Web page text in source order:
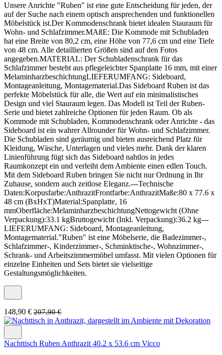
Unsere Anrichte "Ruben" ist eine gute Entscheidung für jeden, der
auf der Suche nach einem optisch ansprechenden und funktionellen
Möbelstück ist.Der Kommodenschrank bietet idealen Stauraum für
Wohn- und Schlafzimmer.MAßE: Die Kommode mit Schubladen
hat eine Breite von 80,2 cm, eine Höhe von 77,6 cm und eine Tiefe
von 48 cm. Alle detaillierten Größen sind auf den Fotos
angegeben.MATERIAL: Der Schubladenschrank für das
Schlafzimmer besteht aus pflegeleichter Spanplatte 16 mm, mit einer
MelaminharzbeschichtungLIEFERUMFANG: Sideboard,
Montageanleitung, Montagematerial.Das Sideboard Ruben ist das
perfekte Möbelstück für alle, die Wert auf ein minimalistisches
Design und viel Stauraum legen. Das Modell ist Teil der Ruben-
Serie und bietet zahlreiche Optionen für jeden Raum. Ob als
Kommode mit Schubladen, Kommodenschrank oder Anrichte - das
Sideboard ist ein wahrer Allrounder für Wohn- und Schlafzimmer.
Die Schubladen sind geräumig und bieten ausreichend Platz für
Kleidung, Wäsche, Unterlagen und vieles mehr. Dank der klaren
Linienführung fügt sich das Sideboard nahtlos in jedes
Raumkonzept ein und verleiht dem Ambiente einen edlen Touch.
Mit dem Sideboard Ruben bringen Sie nicht nur Ordnung in Ihr
Zuhause, sondern auch zeitlose Eleganz.---Technische
Daten:Korpusfarbe:AnthrazitFrontfarbe:AnthrazitMaße:80 x 77.6 x
48 cm (BxHxT)Material:Spanplatte, 16
mmOberfläche:MelaminharzbeschichtungNettogewicht (Ohne
Verpackung):33.1 kgBruttogewicht (Inkl. Verpackung):36.2 kg---
LIEFERUMFANG: Sideboard, Montageanleitung,
Montagematerial."Ruben" ist eine Möbelserie, die Badezimmer-,
Schlafzimmer-, Kinderzimmer-, Schminktische-, Wohnzimmer-,
Schrank- und Arbeitszimmermöbel umfasst. Mit vielen Optionen für
einzelne Einheiten und Sets bietet sie vielseitige
Gestaltungsmöglichkeiten.
148,90 € 207,90 €
Nachttisch Ruben Anthrazit 40.2 x 53.6 cm Vicco